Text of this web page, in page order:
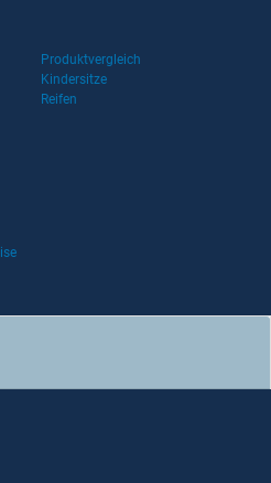
Produktvergleich
Kindersitze
Reifen